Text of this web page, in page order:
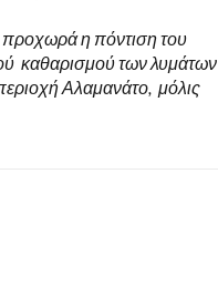
η πόντιση του
καθαρισμού των λυμάτων
Αλαμανάτο, μόλις